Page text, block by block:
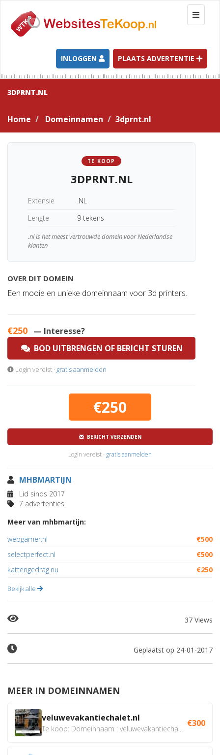
T
o
g
l
e
n
a
t
INLOGGEN PLAATS ADVERTENTIE
3DPRNT.NL
Home Domeinnamen 3dprnt.nl
TE KOOP
3DPRNT.NL
Extensie
.NL
Lengte
9 tekens
.nl is het meest vertrouwde domein voor Nederlandse
klanten
OVER DIT DOMEIN
Een mooie en unieke domeinnaam voor 3d printers.
€250 — Interesse?
BOD UITBRENGEN OF BERICHT STUREN
Login vereist · gratis aanmelden
€250
BERICHT VERZENDEN
Login vereist · gratis aanmelden
MHBMARTIJN
Lid sinds 2017
7 advertenties
Meer van mhbmartijn:
webgamer.nl
€500
selectperfect.nl
€500
kattengedrag.nu
€250
Bekijk alle
37 Views
Geplaatst op 24-01-2017
MEER IN DOMEINNAMEN
veluwevakantiechalet.nl €300